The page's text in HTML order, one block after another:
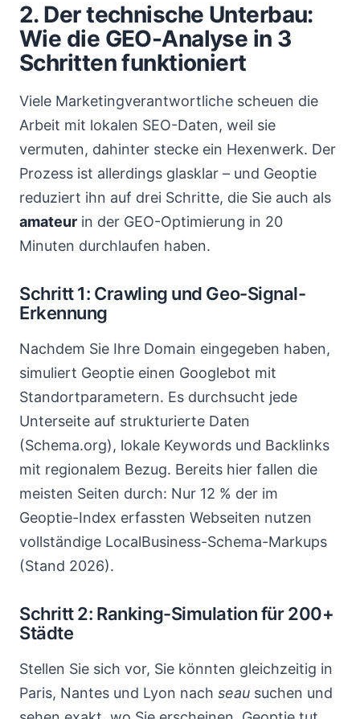
2. Der technische Unterbau:
Wie die GEO-Analyse in 3
Schritten funktioniert
Viele Marketingverantwortliche scheuen die
Arbeit mit lokalen SEO-Daten, weil sie
vermuten, dahinter stecke ein Hexenwerk. Der
Prozess ist allerdings glasklar – und Geoptie
reduziert ihn auf drei Schritte, die Sie auch als
amateur in der GEO-Optimierung in 20
Minuten durchlaufen haben.
Schritt 1: Crawling und Geo-Signal-
Erkennung
Nachdem Sie Ihre Domain eingegeben haben,
simuliert Geoptie einen Googlebot mit
Standortparametern. Es durchsucht jede
Unterseite auf strukturierte Daten
(Schema.org), lokale Keywords und Backlinks
mit regionalem Bezug. Bereits hier fallen die
meisten Seiten durch: Nur 12 % der im
Geoptie-Index erfassten Webseiten nutzen
vollständige LocalBusiness-Schema-Markups
(Stand 2026).
Schritt 2: Ranking-Simulation für 200+
Städte
Stellen Sie sich vor, Sie könnten gleichzeitig in
Paris, Nantes und Lyon nach seau suchen und